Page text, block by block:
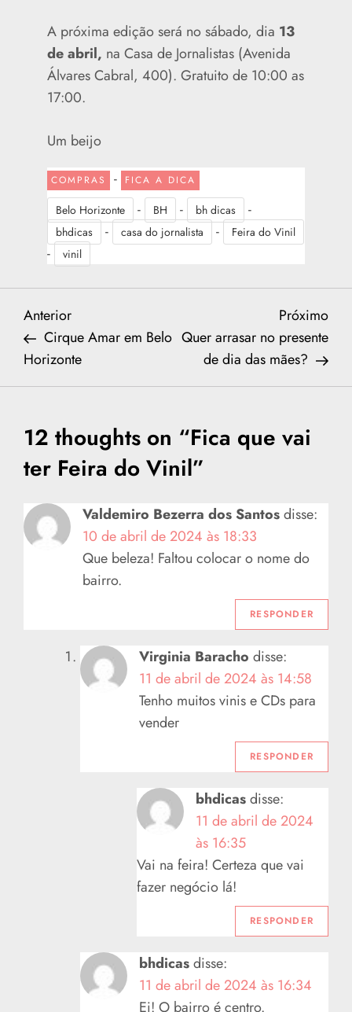
A próxima edição será no sábado, dia 13
de abril, na Casa de Jornalistas (Avenida
Álvares Cabral, 400). Gratuito de 10:00 as
17:00.
Um beijo
COMPRAS - FICA A DICA
Belo Horizonte - BH - bh dicas -
bhdicas - casa do jornalista - Feira do Vinil
- vinil
N
a
v
e
g
a
ç
Previous
Post
Anterior
Cirque Amar em Belo
Horizonte
Post
Próximo
Quer arrasar no presente
de dia das mães?
12 thoughts on “Fica que vai
ter Feira do Vinil”
Valdemiro Bezerra dos Santosdisse:
10 de abril de 2024 às 18:33
Que beleza! Faltou colocar o nome do
bairro.
RESPONDER
Virginia Baracho disse:
11 de abril de 2024 às 14:58
Tenho muitos vinis e CDs para
vender
RESPONDER
bhdicasdisse:
11 de abril de 2024
às 16:35
Vai na feira! Certeza que vai
fazer negócio lá!
RESPONDER
bhdicasdisse:
11 de abril de 2024 às 16:34
Ei! O bairro é centro.